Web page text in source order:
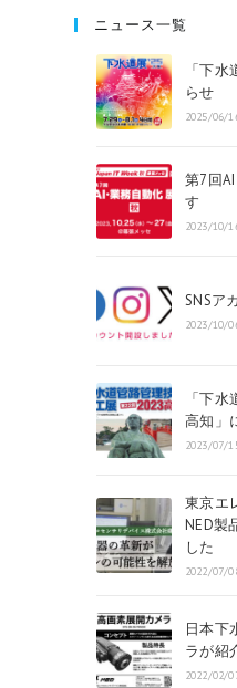
ニュース一覧
「下
らせ
2025/06/
第7回
す
2023/10/
SNSア
2023/10/
「下
高知」
2023/07/
東京エ
NED製
した
2022/07/
日本下
ラが紹
2022/02/